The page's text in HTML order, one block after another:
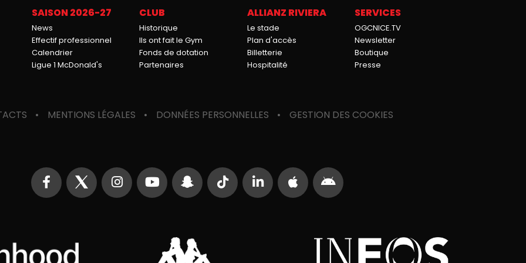
SAISON 2026-27
News
Effectif professionnel
Calendrier
Ligue 1 McDonald's
CLUB
Historique
Ils ont fait le Gym
Fonds de dotation
Partenaires
ALLIANZ RIVIERA
Le stade
Plan d'accès
Billetterie
Hospitalité
SERVICES
OGCNICE.TV
Newsletter
Boutique
Presse
MENTIONS LÉGALES DONNÉES PERSONNELLES GESTION DES COOKIES